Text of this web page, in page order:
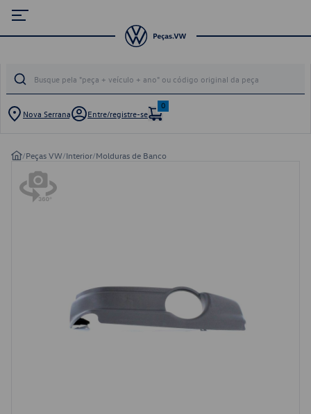
Nova Serrana Entre/registre-se
0
/Peças VW/Interior/Molduras de Banco